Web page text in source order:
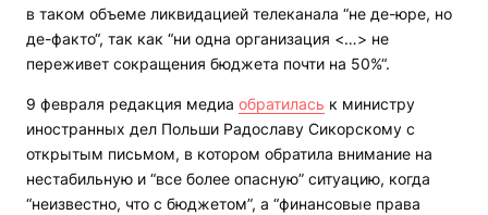
в таком объеме ликвидацией телеканала “не де-юре, но
де-факто“, так как “ни одна организация <…> не
переживет сокращения бюджета почти на 50%“.
9 февраля редакция медиа обратилась к министру
иностранных дел Польши Радославу Сикорскому с
открытым письмом, в котором обратила внимание на
нестабильную и “все более опасную” ситуацию, когда
“неизвестно, что с бюджетом”, а “финансовые права